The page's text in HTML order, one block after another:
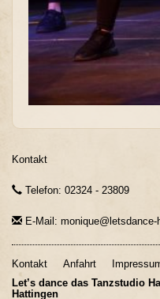
Kontakt
Telefon: 02324 - 23809
E-Mail: monique@letsdance-
Kontakt Anfahrt
Let’s dance das Tanzstudio
Hattingen